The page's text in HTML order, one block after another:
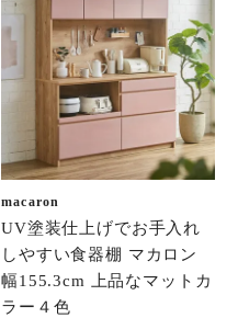
macaron
UV塗装仕上げでお手入れ
しやすい食器棚 マカロン
幅155.3cm 上品なマットカ
ラー４色